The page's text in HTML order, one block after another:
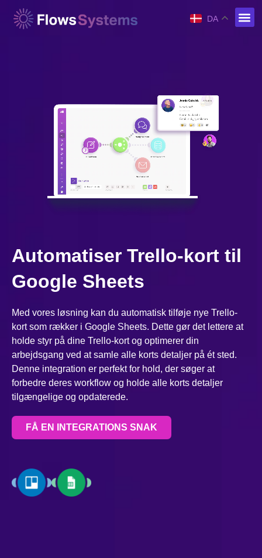
DA
Automatiser Trello-kort til
Google Sheets
Med vores løsning kan du automatisk tilføje nye Trello-
kort som rækker i Google Sheets. Dette gør det lettere at
holde styr på dine Trello-kort og optimerer din
arbejdsgang ved at samle alle korts detaljer på ét sted.
Denne integration er perfekt for hold, der søger at
forbedre deres workflow og holde alle korts detaljer
tilgængelige og opdaterede.
FÅ EN INTEGRATIONS SNAK